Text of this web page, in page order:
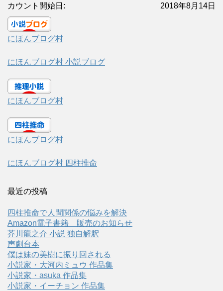
2018年8月14日
カウント開始日:
にほんブログ村
にほんブログ村 小説ブログ
にほんブログ村
にほんブログ村
にほんブログ村 四柱推命
最近の投稿
四柱推命で人間関係の悩みを解決
Amazon電子書籍 販売のお知らせ
芥川龍之介 小説 独自解釈
声劇台本
僕は妹の美樹に振り回される
小説家・大河内ミュウ 作品集
小説家・asuka 作品集
小説家・イーチョン 作品集